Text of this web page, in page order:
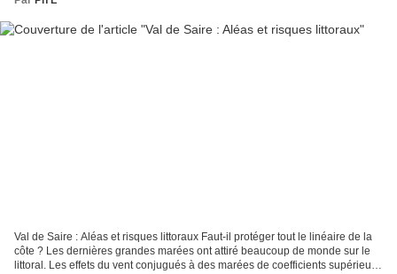
Val de Saire : Aléas et risques littoraux Faut-il protéger tout le linéaire de la
côte ? Les dernières grandes marées ont attiré beaucoup de monde sur le
littoral. Les effets du vent conjugués à des marées de coefficients supérieurs